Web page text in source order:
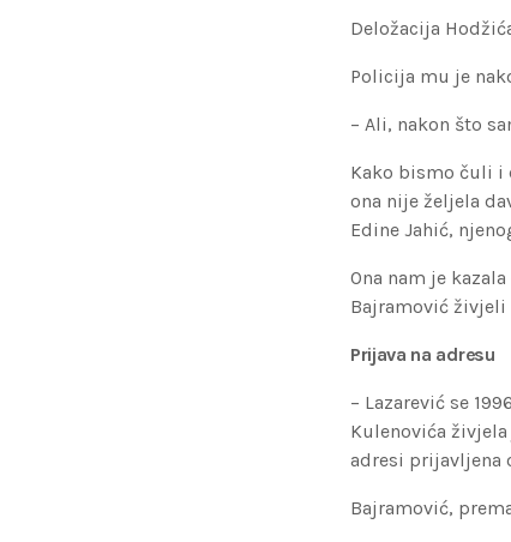
Deložacija
Policija mu je
– Ali, nakon što
Kako bismo čuli i
ona nije željela
Edine Jahić,
Ona nam je
Bajramović
Prijava na adresu
– Lazarević se
Kulenovića
adresi prijavljena
Bajramović,